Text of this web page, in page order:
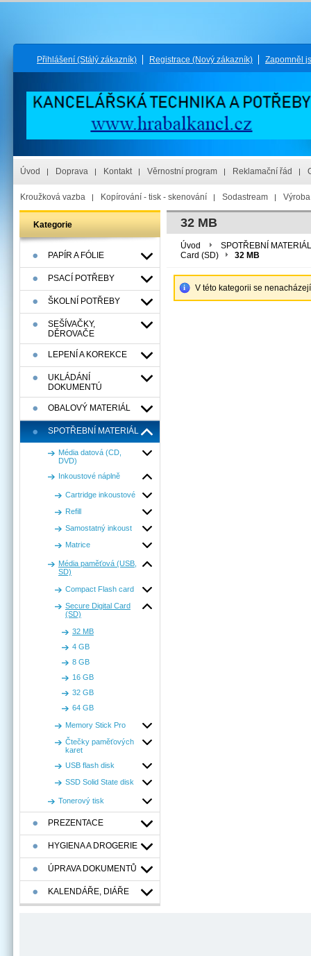
Přihlášení (Stálý zákazník) Registrace (Nový zákazník) Zapomněl
Úvod Doprava Kontakt Věrnostní program Reklamační řád
Kroužková vazba Kopírování - tisk - skenování Sodastream
Kategorie
PAPÍR A FÓLIE
PSACÍ POTŘEBY
ŠKOLNÍ POTŘEBY
SEŠÍVAČKY,
DĚROVAČE
LEPENÍ A KOREKCE
UKLÁDÁNÍ
DOKUMENTÚ
OBALOVÝ MATERIÁL
SPOTŘEBNÍ MATERIÁL
Média datová (CD,
DVD)
Inkoustové náplně
Cartridge inkoustové
Refill
Samostatný inkoust
Matrice
Média paměťová (USB,
SD)
Compact Flash card
Secure Digital Card
(SD)
32 MB
4 GB
8 GB
16 GB
32 GB
64 GB
Memory Stick Pro
Čtečky paměťových
karet
USB flash disk
SSD Solid State disk
Tonerový tisk
PREZENTACE
HYGIENA A DROGERIE
ÚPRAVA DOKUMENTŮ
KALENDÁŘE, DIÁŘE
32 MB
Úvod
SPOTŘEBNÍ MATERIÁL
Card (SD)
32 MB
V této kategorii se